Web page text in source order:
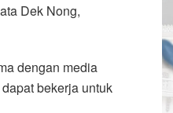
Dek Nong,
dengan media
bekerja untuk